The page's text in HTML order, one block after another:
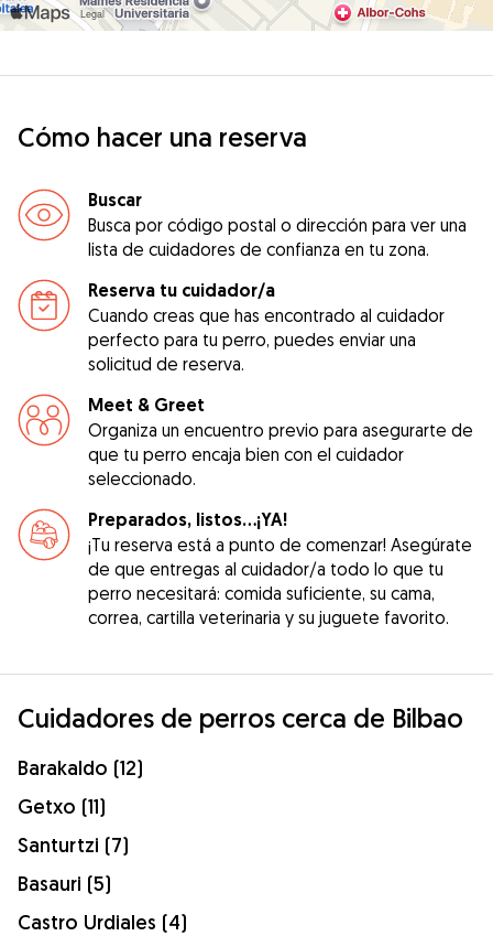
Cómo hacer una reserva
Buscar
Busca por código postal o dirección para ver una
lista de cuidadores de confianza en tu zona.
Reserva tu cuidador/a
Cuando creas que has encontrado al cuidador
perfecto para tu perro, puedes enviar una
solicitud de reserva.
Meet & Greet
Organiza un encuentro previo para asegurarte de
que tu perro encaja bien con el cuidador
seleccionado.
Preparados, listos...¡YA!
¡Tu reserva está a punto de comenzar! Asegúrate
de que entregas al cuidador/a todo lo que tu
perro necesitará: comida suficiente, su cama,
correa, cartilla veterinaria y su juguete favorito.
Cuidadores de perros cerca de Bilbao
Barakaldo (12)
Getxo (11)
Santurtzi (7)
Basauri (5)
Castro Urdiales (4)